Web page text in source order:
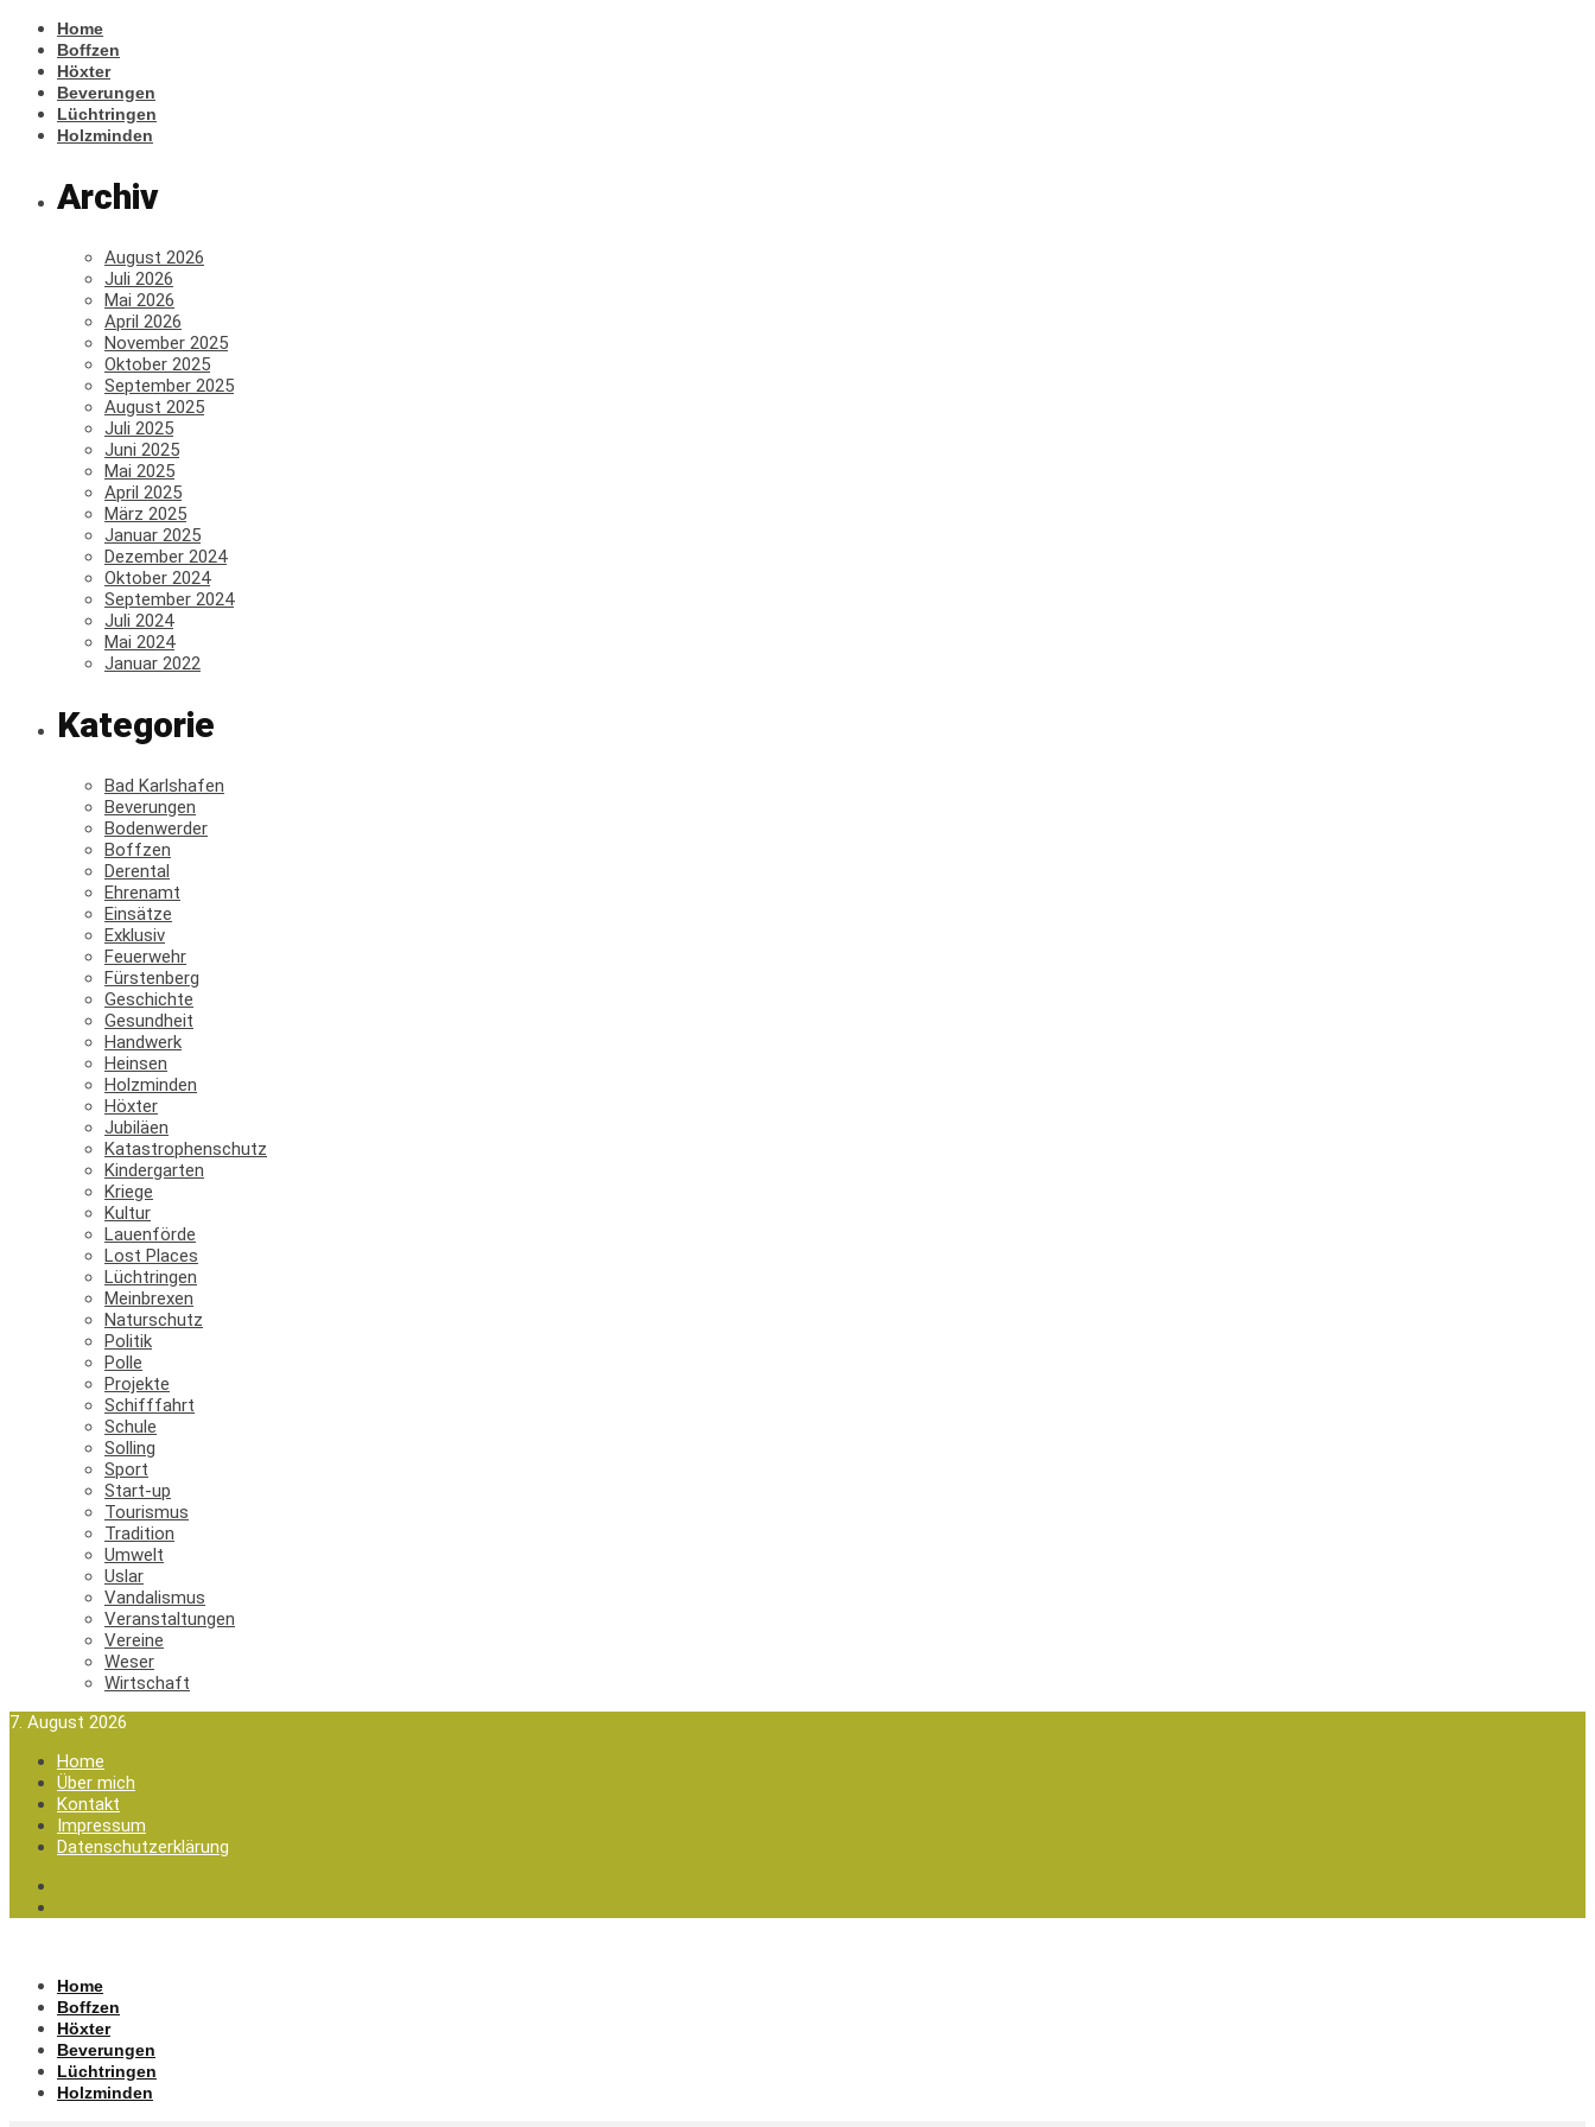
Home
Boffzen
Höxter
Beverungen
Lüchtringen
Holzminden
Archiv
August 2026
Juli 2026
Mai 2026
April 2026
November 2025
Oktober 2025
September 2025
August 2025
Juli 2025
Juni 2025
Mai 2025
April 2025
März 2025
Januar 2025
Dezember 2024
Oktober 2024
September 2024
Juli 2024
Mai 2024
Januar 2022
Kategorie
Bad Karlshafen
Beverungen
Bodenwerder
Boffzen
Derental
Ehrenamt
Einsätze
Exklusiv
Feuerwehr
Fürstenberg
Geschichte
Gesundheit
Handwerk
Heinsen
Holzminden
Höxter
Jubiläen
Katastrophenschutz
Kindergarten
Kriege
Kultur
Lauenförde
Lost Places
Lüchtringen
Meinbrexen
Naturschutz
Politik
Polle
Projekte
Schifffahrt
Schule
Solling
Sport
Start-up
Tourismus
Tradition
Umwelt
Uslar
Vandalismus
Veranstaltungen
Vereine
Weser
Wirtschaft
7. August 2026
Home
Über mich
Kontakt
Impressum
Datenschutzerklärung
Home
Boffzen
Höxter
Beverungen
Lüchtringen
Holzminden